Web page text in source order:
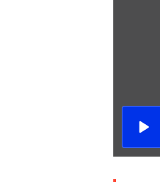
播